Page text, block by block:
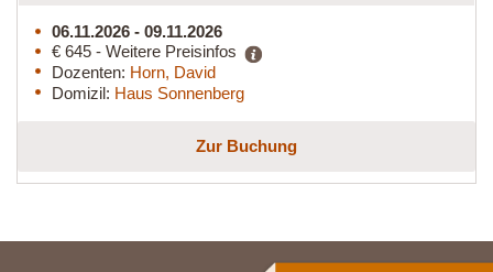
06.11.2026 - 09.11.2026
€ 645 - Weitere Preisinfos
Dozenten: Horn, David
Domizil: Haus Sonnenberg
Zur Buchung